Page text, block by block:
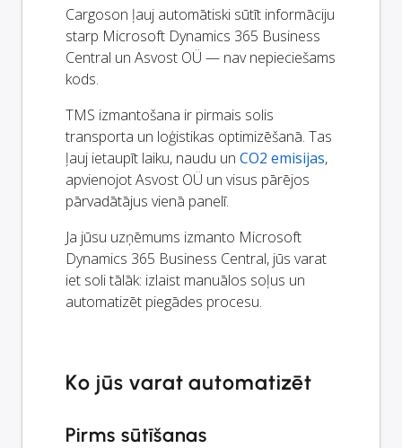
Cargoson ļauj automātiski sūtīt informāciju
starp Microsoft Dynamics 365 Business
Central un Asvost OÜ — nav nepieciešams
kods.
TMS izmantošana ir pirmais solis
transporta un loģistikas optimizēšanā. Tas
ļauj ietaupīt laiku, naudu un CO2 emisijas,
apvienojot Asvost OÜ un visus pārējos
pārvadātājus vienā panelī.
Ja jūsu uzņēmums izmanto Microsoft
Dynamics 365 Business Central, jūs varat
iet soli tālāk: izlaist manuālos soļus un
automatizēt piegādes procesu.
Ko jūs varat automatizēt
Pirms sūtīšanas